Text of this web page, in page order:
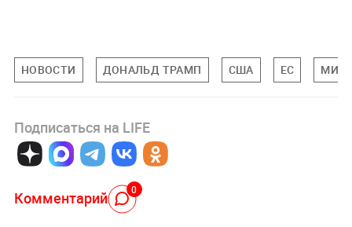
НОВОСТИ ДОНАЛЬД ТРАМП США ЕС
Подписаться на LIFE
Комментарий 0